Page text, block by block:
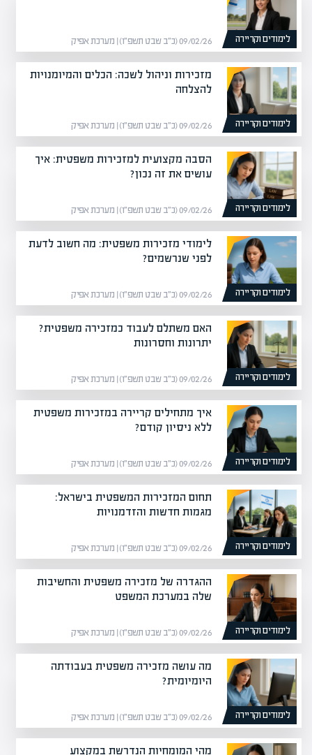
לימודים וקריירה 09/02/26 (כ״ב שבט תשפ״ו) | מערכת אפיק
לימודים וקריירה
מזכירות וניהול לשכה: הכלים והמיומנויות
להצלחה
09/02/26 (כ״ב שבט תשפ״ו) | מערכת אפיק
לימודים וקריירה
הסבה מקצועית למזכירות משפטית: איך
עושים את זה נכון?
09/02/26 (כ״ב שבט תשפ״ו) | מערכת אפיק
לימודים וקריירה
לימודי מזכירות משפטית: מה חשוב לדעת
לפני שנרשמים?
09/02/26 (כ״ב שבט תשפ״ו) | מערכת אפיק
לימודים וקריירה
האם משתלם לעבוד כמזכירה משפטית?
יתרונות וחסרונות
09/02/26 (כ״ב שבט תשפ״ו) | מערכת אפיק
לימודים וקריירה
איך מתחילים קריירה במזכירות משפטית
ללא ניסיון קודם?
09/02/26 (כ״ב שבט תשפ״ו) | מערכת אפיק
לימודים וקריירה
תחום המזכירות המשפטית בישראל:
מגמות חדשות והזדמנויות
09/02/26 (כ״ב שבט תשפ״ו) | מערכת אפיק
לימודים וקריירה
ההגדרה של מזכירה משפטית והחשיבות
שלה במערכת המשפט
09/02/26 (כ״ב שבט תשפ״ו) | מערכת אפיק
לימודים וקריירה
מה עושה מזכירה משפטית בעבודתה
היומיומית?
09/02/26 (כ״ב שבט תשפ״ו) | מערכת אפיק
מהי המומחיות הנדרשת במקצוע